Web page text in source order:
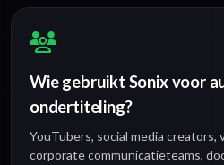
Wie gebruikt Sonix voor
ondertiteling?
YouTubers, social media
corporate communicatieteams,